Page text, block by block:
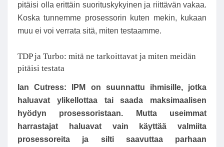
pitäisi olla erittäin suorituskykyinen ja riittävän vakaa.
Koska tunnemme prosessorin kuten mekin, kukaan
muu ei voi verrata sitä, miten testaamme.
TDP ja Turbo: mitä ne tarkoittavat ja miten meidän
pitäisi testata
Ian Cutress: IPM on suunnattu ihmisille, jotka
haluavat ylikellottaa tai saada maksimaalisen
hyödyn prosessoristaan. Mutta useimmat
harrastajat haluavat vain käyttää valmiita
prosessoreita ja silti saavuttaa parhaan